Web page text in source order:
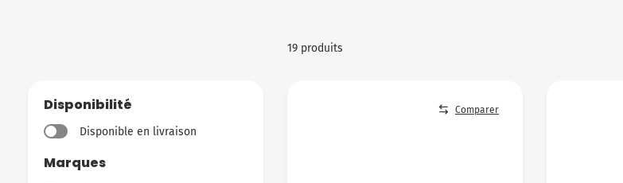
Disponibilité
Disponible en livraison
Marques
19 produits
Comparer